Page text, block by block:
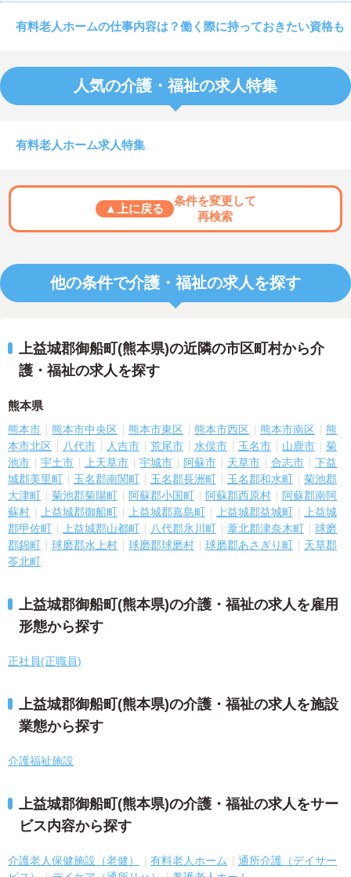
有料老人ホームの仕事内容は？働く際に持っておきたい資格も
人気の介護・福祉の求人特集
有料老人ホーム求人特集
▲上に戻る
条件を変更して
再検索
他の条件で介護・福祉の求人を探す
上益城郡御船町(熊本県)の近隣の市区町村から介
護・福祉の求人を探す
熊本県
熊本市 熊本市中央区 熊本市東区 熊本市西区 熊本市南区
熊
本市北区
八代市 人吉市 荒尾市 水俣市 玉名市 山鹿市
菊
池市
宇土市 上天草市 宇城市 阿蘇市 天草市 合志市
下益
城郡美里町
玉名郡南関町 玉名郡長洲町 玉名郡和水町
菊池郡
大津町
菊池郡菊陽町 阿蘇郡小国町 阿蘇郡西原村
阿蘇郡南阿
蘇村
上益城郡御船町 上益城郡嘉島町 上益城郡益城町
上益城
郡甲佐町
上益城郡山都町 八代郡氷川町 葦北郡津奈木町
球磨
郡錦町
球磨郡水上村 球磨郡球磨村 球磨郡あさぎり町
天草郡
苓北町
上益城郡御船町(熊本県)の介護・福祉の求人を雇用
形態から探す
正社員(正職員)
上益城郡御船町(熊本県)の介護・福祉の求人を施設
業態から探す
介護福祉施設
上益城郡御船町(熊本県)の介護・福祉の求人をサー
ビス内容から探す
介護老人保健施設（老健） 有料老人ホーム
通所介護（デイサー